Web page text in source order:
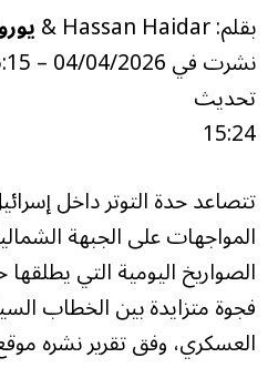
بقلم: Hassan Haidar &
نشرت في04/04/2026 – 15:15 GMT+2
تحديث
15:24
تتصاعد حدة التوتر داخل
المواجهات على الجبهة
الصواريخ اليومية التي
فجوة متزايدة بين الخطاب
العسكري، وفق تقرير نشره